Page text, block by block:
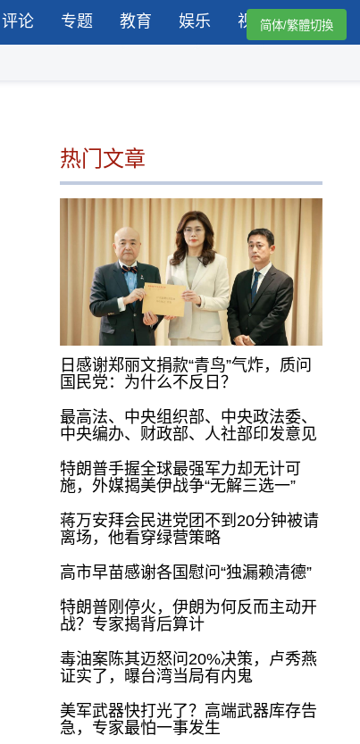
评论 专题 教育 娱乐 视频简体/繁體切換
热门文章
日感谢郑丽文捐款“青鸟”气炸，质问
国民党：为什么不反日？
最高法、中央组织部、中央政法委、
中央编办、财政部、人社部印发意见
特朗普手握全球最强军力却无计可
施，外媒揭美伊战争“无解三选一”
蒋万安拜会民进党团不到20分钟被请
离场，他看穿绿营策略
高市早苗感谢各国慰问“独漏赖清德”
特朗普刚停火，伊朗为何反而主动开
战？专家揭背后算计
毒油案陈其迈怒问20%决策，卢秀燕
证实了，曝台湾当局有内鬼
美军武器快打光了？高端武器库存告
急，专家最怕一事发生